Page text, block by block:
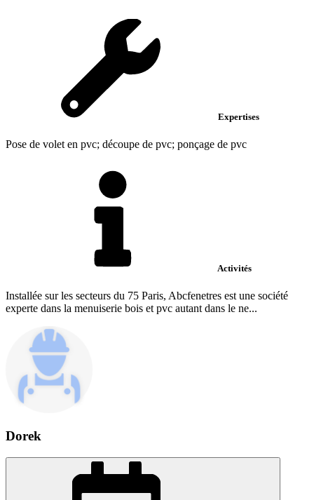
Expertises
Pose de volet en pvc; découpe de pvc; ponçage de pvc
Activités
Installée sur les secteurs du 75 Paris, Abcfenetres est une société
experte dans la menuiserie bois et pvc autant dans le ne...
Dorek